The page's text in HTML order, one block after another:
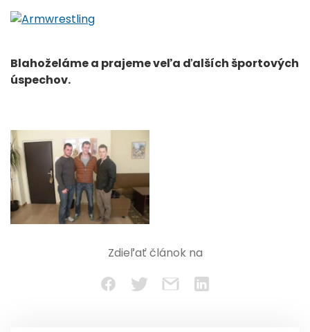
Blahoželáme a prajeme veľa ďalších športových
úspechov.
Zdieľať článok na